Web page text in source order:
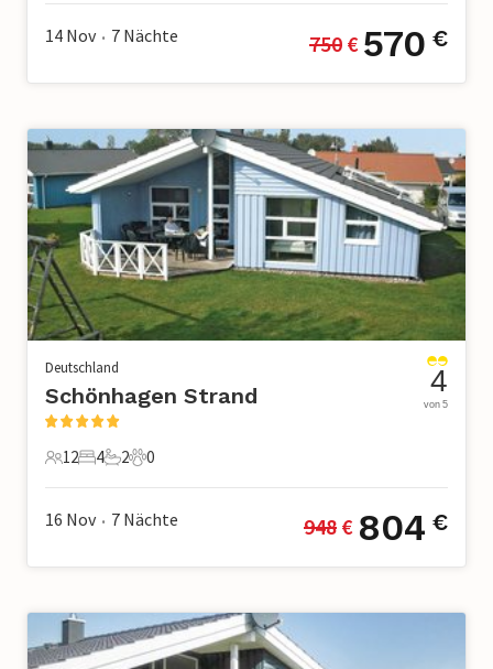
14 Nov • 7 Nächte 750 € 570 €
Deutschland
Schönhagen Strand
12 Gäste
12
4 Schlafzimmer
4
2 Badezimmer
2
0 Haustiere
0
4
von 5
16 Nov • 7 Nächte 948 € 804 €